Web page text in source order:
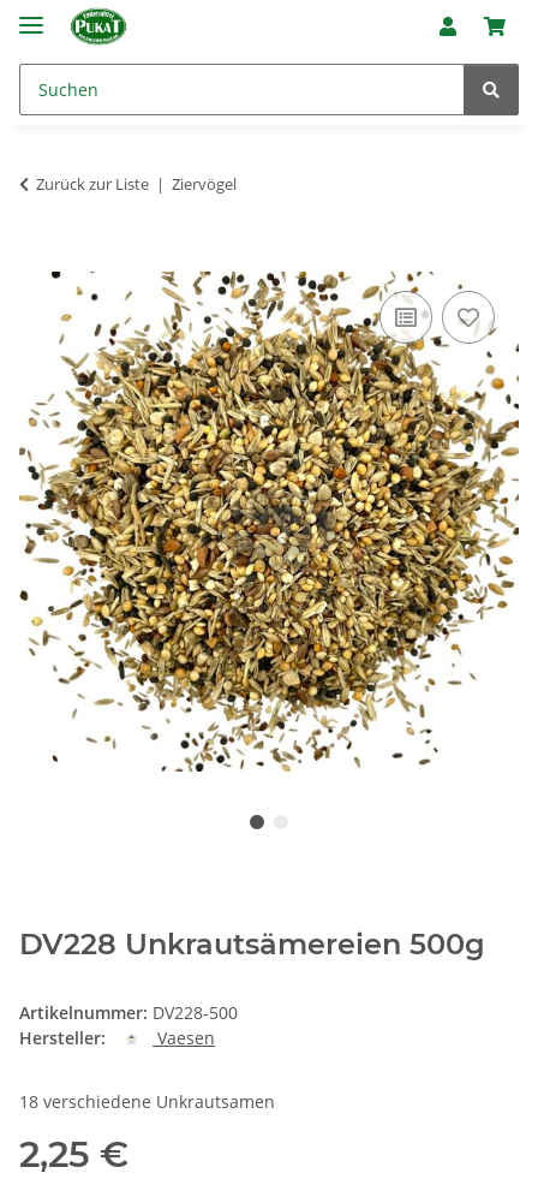
Zurück zur Liste Ziervögel
DV228 Unkrautsämereien 500g
Artikelnummer: DV228-500
Hersteller:
Vaesen
18 verschiedene Unkrautsamen
2,25 €